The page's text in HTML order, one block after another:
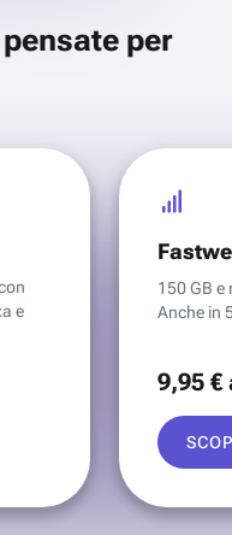
per
e
150 GB e
Anche in
9,95 €